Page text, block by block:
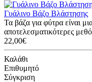
Γυάλινο Βάζο Βλάστησης
Τα βάζα για φύτρα είναι
αποτελεσματικότερες
22,00€
Καλάθι
Επιθυμητό
Σύγκριση